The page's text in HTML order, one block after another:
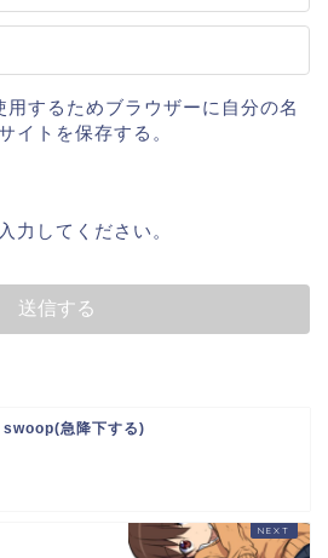
用するためブラウザーに自分の名
イトを保存する。
力してください。
swoop(急降下する)